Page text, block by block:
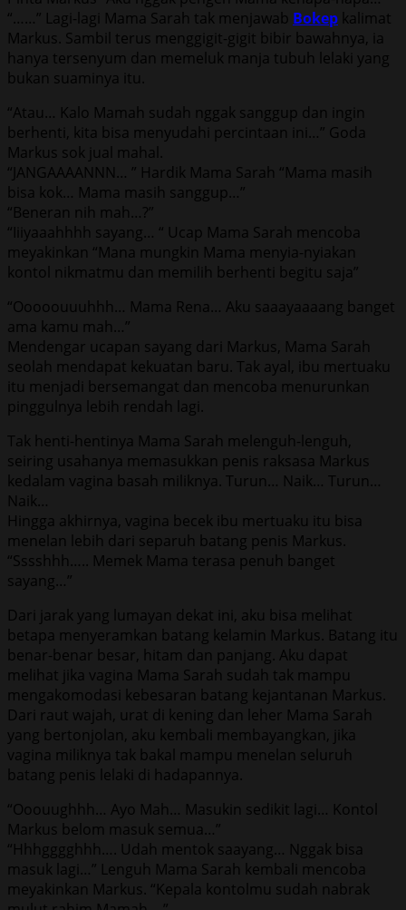
“……” Lagi-lagi Mama Sarah tak menjawab Bokep kalimat
Markus. Sambil terus menggigit-gigit bibir bawahnya, ia
hanya tersenyum dan memeluk manja tubuh lelaki yang
bukan suaminya itu.
“Atau… Kalo Mamah sudah nggak sanggup dan ingin
berhenti, kita bisa menyudahi percintaan ini…” Goda
Markus sok jual mahal.
“JANGAAAANNN… ” Hardik Mama Sarah “Mama masih
bisa kok… Mama masih sanggup…”
“Beneran nih mah…?”
“Iiiyaaahhhh sayang… “ Ucap Mama Sarah mencoba
meyakinkan “Mana mungkin Mama menyia-nyiakan
kontol nikmatmu dan memilih berhenti begitu saja”
“Ooooouuuhhh… Mama Rena… Aku saaayaaaang banget
ama kamu mah…”
Mendengar ucapan sayang dari Markus, Mama Sarah
seolah mendapat kekuatan baru. Tak ayal, ibu mertuaku
itu menjadi bersemangat dan mencoba menurunkan
pinggulnya lebih rendah lagi.
Tak henti-hentinya Mama Sarah melenguh-lenguh,
seiring usahanya memasukkan penis raksasa Markus
kedalam vagina basah miliknya. Turun… Naik… Turun…
Naik…
Hingga akhirnya, vagina becek ibu mertuaku itu bisa
menelan lebih dari separuh batang penis Markus.
“Sssshhh….. Memek Mama terasa penuh banget
sayang…”
Dari jarak yang lumayan dekat ini, aku bisa melihat
betapa menyeramkan batang kelamin Markus. Batang itu
benar-benar besar, hitam dan panjang. Aku dapat
melihat jika vagina Mama Sarah sudah tak mampu
mengakomodasi kebesaran batang kejantanan Markus.
Dari raut wajah, urat di kening dan leher Mama Sarah
yang bertonjolan, aku kembali membayangkan, jika
vagina miliknya tak bakal mampu menelan seluruh
batang penis lelaki di hadapannya.
“Ooouughhh… Ayo Mah… Masukin sedikit lagi… Kontol
Markus belom masuk semua…”
“Hhhgggghhh…. Udah mentok saayang… Nggak bisa
masuk lagi…” Lenguh Mama Sarah kembali mencoba
meyakinkan Markus. “Kepala kontolmu sudah nabrak